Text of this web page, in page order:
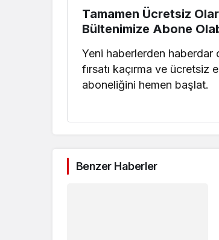
Tamamen Ücretsiz
Bültenimize Abone
Yeni haberlerden haberdar
fırsatı kaçırma ve ücretsiz
aboneliğini hemen başlat.
Benzer Haberler